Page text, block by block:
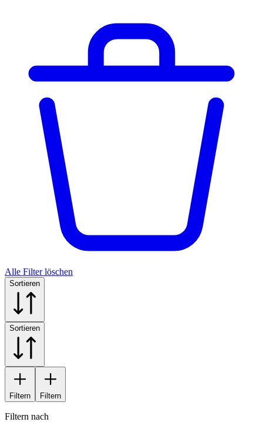
Alle Filter löschen
Sortieren
Sortieren
Filtern Filtern
Filtern nach